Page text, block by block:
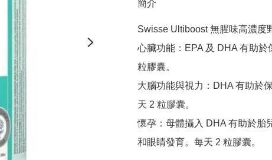
簡介
Swisse Ultiboost 無腥味高濃度
心臟功能：EPA 及 DHA 有助
粒膠囊。
大腦功能與視力：DHA 有助於
天 2 粒膠囊。
懷孕：母體攝入 DHA 有助於胎
和眼睛發育。每天 2 粒膠囊。